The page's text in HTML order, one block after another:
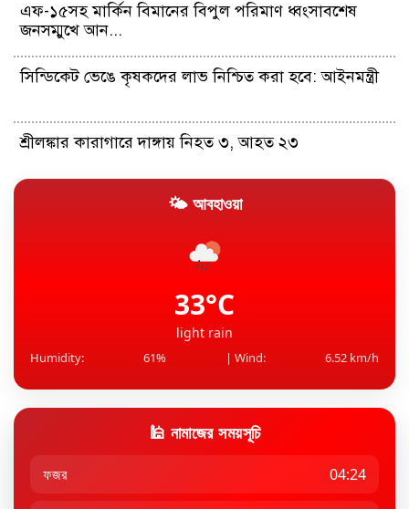
এফ-১৫সহ মার্কিন বিমানের বিপুল পরিমাণ ধ্বংসাবশেষ
জনসম্মুখে আন...
সিন্ডিকেট ভেঙে কৃষকদের লাভ নিশ্চিত করা হবে: আইনমন্ত্রী
শ্রীলঙ্কার কারাগারে দাঙ্গায় নিহত ৩, আহত ২৩
রাশিয়ার তেল কিনলেই ১০০% শুল্ক, সিনেটে বিল পাস
ড্যাবের প্রতিষ্ঠাবার্ষিকীতে প্রধানমন্ত্রী
🌤 আবহাওয়া
33°C
light rain
Humidity: 61% | Wind: 6.52 km/h
🕌 নামাজের সময়সূচি
ফজর 04:24